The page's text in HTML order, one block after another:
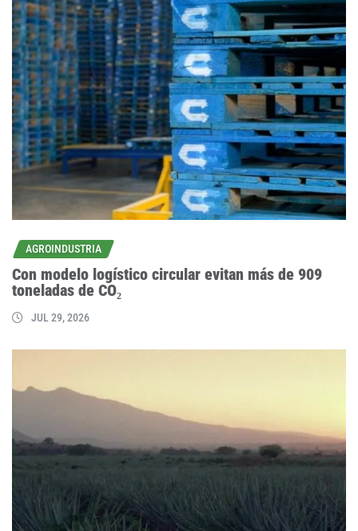
AGROINDUSTRIA
Con modelo logístico circular evitan más de 909
toneladas de CO₂
JUL 29, 2026